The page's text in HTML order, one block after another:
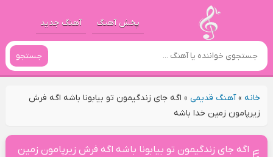
پخش آهنگ آهنگ جدید
جستجو
خانه»آهنگ قدیمی» اگه جای زندگیمون تو بیابونا باشه اگه فرش
زیرپامون زمین خدا باشه
اگه جای زندگیمون تو بیابونا باشه اگه فرش زیرپامون زمین